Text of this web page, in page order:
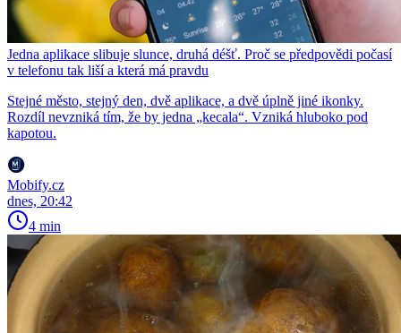
Jedna aplikace slibuje slunce, druhá déšť. Proč se předpovědi počasí
v telefonu tak liší a která má pravdu
Stejné město, stejný den, dvě aplikace, a dvě úplně jiné ikonky.
Rozdíl nevzniká tím, že by jedna „kecala“. Vzniká hluboko pod
kapotou.
Mobify.cz
dnes, 20:42
4 min